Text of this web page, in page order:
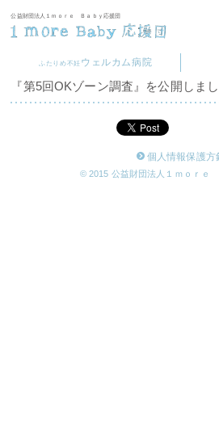
公益財団法人１ｍｏｒｅ Ｂａｂｙ応援団
ふたりめ不妊 ウェルカム病院
『第5回OKゾーン調査』を公開しまし
個人情報保護方
© 2015 公益財団法人１ｍｏｒｅ